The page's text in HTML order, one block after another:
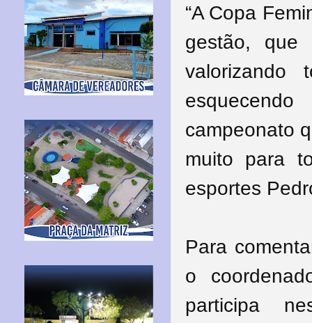
“A Copa
gestão, que
valorizando
campeonato
muito para
esportes
Para
o
participa